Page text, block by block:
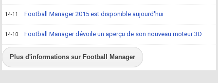
14-11 Football Manager 2015 est disponible aujourd'hui
14-10 Football Manager dévoile un aperçu de son nouveau moteur 3D
Plus d'informations sur Football Manager